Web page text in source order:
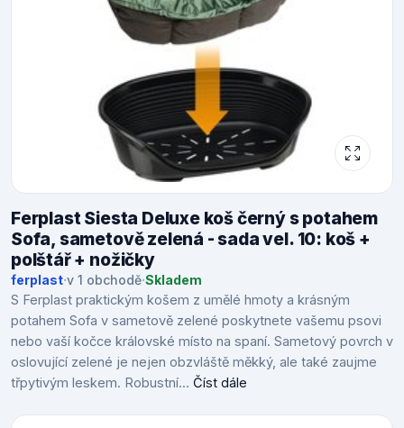
Ferplast Siesta Deluxe koš černý s potahem
Sofa, sametově zelená - sada vel. 10: koš +
polštář + nožičky
ferplast·v 1 obchodě·Skladem
S Ferplast praktickým košem z umělé hmoty a krásným
potahem Sofa v sametově zelené poskytnete vašemu psovi
nebo vaší kočce královské místo na spaní. Sametový povrch v
oslovující zelené je nejen obzvláště měkký, ale také zaujme
třpytivým leskem. Robustní... Číst dále